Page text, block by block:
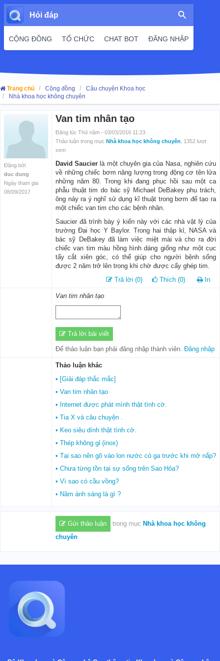
Hỏi đáp
CỘNG ĐỒNG TỔ CHỨC CHAT BOT ĐĂNG NHẬP
Trang chủ Cộng đồng
Câu chuyện Khoa học
Nhà khoa học không chuyên
Đăng bởi
duc dung
Ngày tham gia
08/09/2017
Van tim nhân tạo
Đăng lúc Thứ năm - 03/03/2016 11:23
Thảo luận trong mục Nhà khoa học không chuyên , 1352 lượt
xem
David Saucier là một chuyên gia của Nasa, nghiên cứu
về những chiếc bơm năng lượng trong động cơ tên lửa
những năm 80. Trong khi đang phục hồi sau một ca
phẫu thuật tim do bác sỹ Michael DeBakey phụ trách,
ông nảy ra ý nghĩ sử dụng kĩ thuật trong bơm để tạo ra
một chiếc van tim cho các bệnh nhân.
Saucier đã trình bày ý kiến này với các nhà vật lý của
trường Đại học Y Baylor. Trong hai thập kỉ, NASA và
bác sỹ DeBakey đã làm việc miệt mài và cho ra đời
chiếc van tim màu hồng hình dáng giống như một cục
tẩy cắt xiên góc, có thể giúp cho người bệnh sống
được 2 năm trở lên trong khi chờ được cấy ghép tim.
Trả lời (0)
Thích (0) In
Van tim nhân tạo
Trả lời bài viết
Để thảo luận bạn phải đăng nhập thành viên. Đăng nhập
Thảo luận khác
• [Giải đáp thắc mắc]
• Van tim nhân tạo
• Internet được phát mình thật tình cờ.
• Tia X và câu chuyện .
• Keo siêu dính thật tình cờ.
• Thép không gỉ (inox)
• Tại sao nên gõ vào lon nước có ga trước khi mở nắp?
• Chưa từng tồn tại sự sống trên Sao Hỏa?
• Vì sao có cầu vồng?
• Năm ánh sáng là gì ?
Gửi thảo luận trong mục Nhà khoa học không
chuyên